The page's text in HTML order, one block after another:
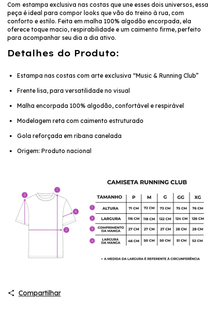
Com estampa exclusiva nas costas que une esses dois universos, essa
peça é ideal para compor looks que vão do treino à rua, com
conforto e estilo. Feita em malha 100% algodão encorpada, ela
oferece toque macio, respirabilidade e um caimento firme, perfeito
para acompanhar seu dia a dia ativo.
Detalhes do Produto:
Estampa nas costas com arte exclusiva “Music & Running Club”
Frente lisa, para versatilidade no visual
Malha encorpada 100% algodão, confortável e respirável
Modelagem reta com caimento estruturado
Gola reforçada em ribana canelada
Origem: Produto nacional
Compartilhar